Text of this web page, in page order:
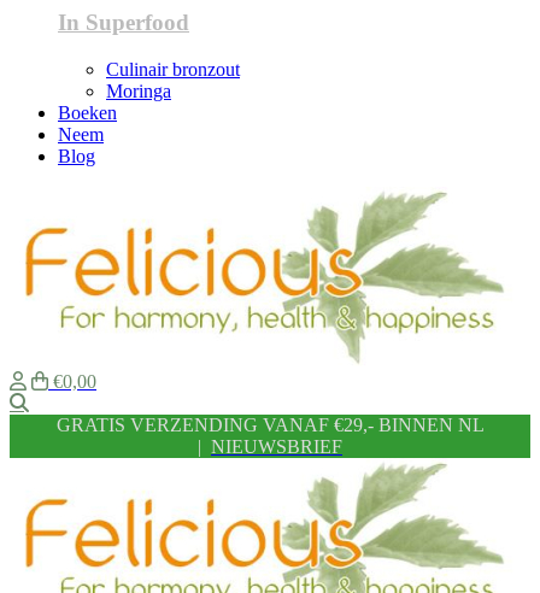
In Superfood
Culinair bronzout
Moringa
Boeken
Neem
Blog
€0,00
GRATIS VERZENDING VANAF €29,- BINNEN NL
| NIEUWSBRIEF